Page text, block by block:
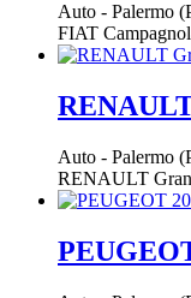
Auto - Palermo
FIAT
Auto - Palermo
RENAULT